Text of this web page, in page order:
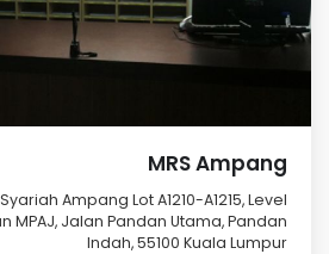
MRS Ampang
Ampang Lot A1210-A1215, Level
MPAJ, Jalan Pandan Utama, Pandan
Indah, 55100 Kuala Lumpur